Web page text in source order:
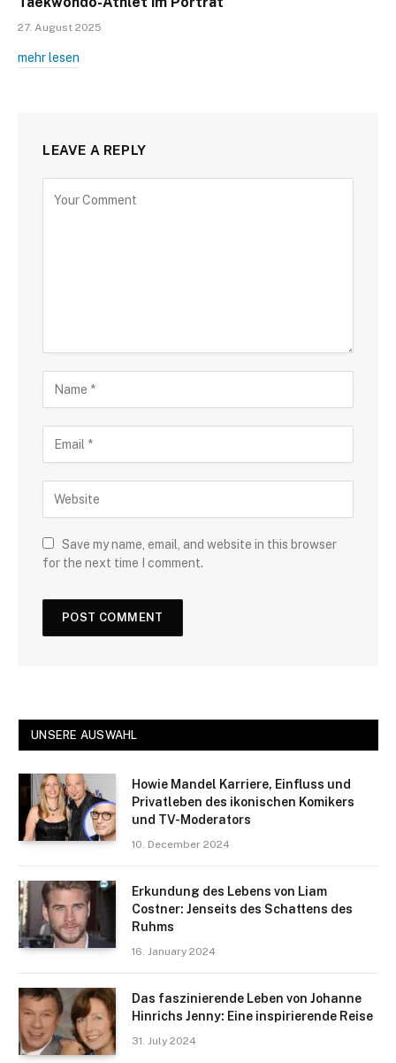
27. August 2025
mehr lesen
LEAVE A REPLY
Save my name, email, and website in this browser
for the next time I comment.
UNSERE AUSWAHL
Howie Mandel Karriere, Einfluss und
Privatleben des ikonischen Komikers
und TV-Moderators
10. December 2024
Erkundung des Lebens von Liam
Costner: Jenseits des Schattens des
Ruhms
16. January 2024
Das faszinierende Leben von Johanne
Hinrichs Jenny: Eine inspirierende Reise
31. July 2024